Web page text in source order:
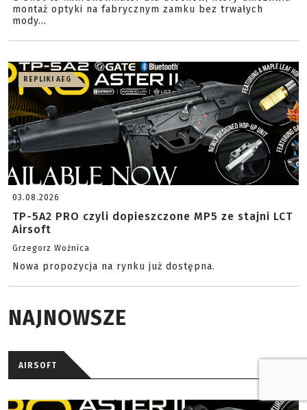
montaż optyki na fabrycznym zamku bez trwałych
mody...
REPLIKI AEG
03.08.2026
TP-5A2 PRO czyli dopieszczone MP5 ze stajni LCT
Airsoft
Grzegorz Woźnica
Nowa propozycja na rynku już dostępna.
NAJNOWSZE
AIRSOFT